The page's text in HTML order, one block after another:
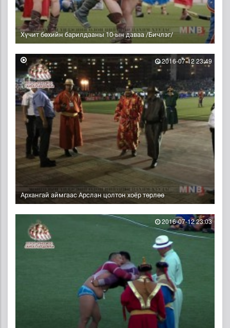
Хүчит бөхийн барилдааны 10-ын даваа /Бичлэг/
Архангай аймгаас Арслан цолтон хоёр төрлөө
2016-07-12 23:49
2016-07-12 23:03